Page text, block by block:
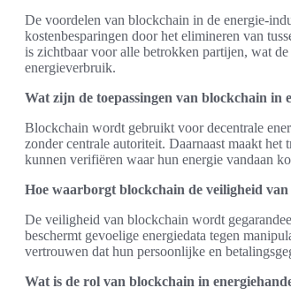
De voordelen van blockchain in de energie-
kostenbesparingen door het elimineren van
is zichtbaar voor alle betrokken partijen, wat
energieverbruik.
Wat zijn de toepassingen van blockchain in
Blockchain wordt gebruikt voor decentrale
zonder centrale autoriteit. Daarnaast maakt
kunnen verifiëren waar hun energie vandaan
Hoe waarborgt blockchain de veiligheid van
De veiligheid van blockchain wordt
beschermt gevoelige energiedata tegen
vertrouwen dat hun persoonlijke en
Wat is de rol van blockchain in